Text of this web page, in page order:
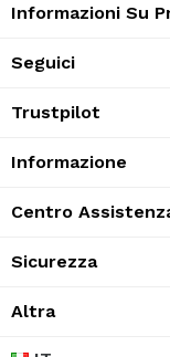
Informazioni Su
Seguici
Trustpilot
Informazione
Centro
Sicurezza
Altra